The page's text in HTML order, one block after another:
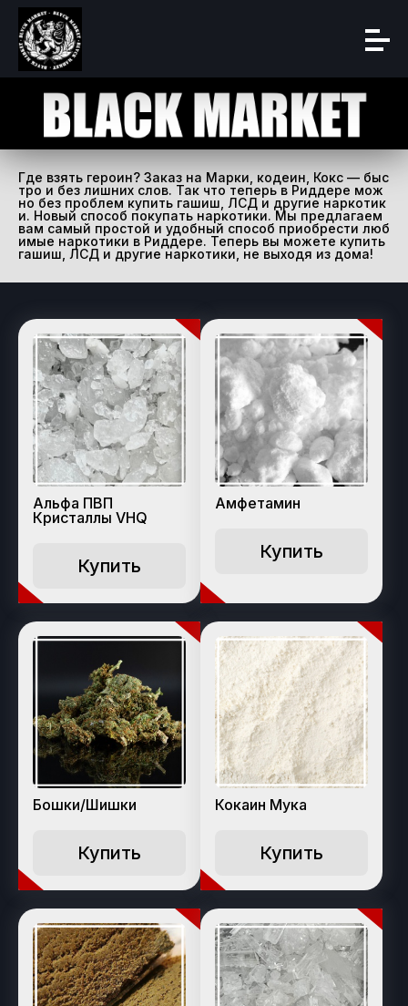
Где взять героин? Заказ на Марки, кодеин, Кокс — быс
тро и без лишних слов. Так что теперь в Риддере мож
но без проблем купить гашиш, ЛСД и другие наркотик
и. Новый способ покупать наркотики. Мы предлагаем
вам самый простой и удобный способ приобрести люб
имые наркотики в Риддере. Теперь вы можете купить
гашиш, ЛСД и другие наркотики, не выходя из дома!
Альфа ПВП
Кристаллы VHQ
Купить
Амфетамин
Купить
Бошки/Шишки
Купить
Кокаин Мука
Купить